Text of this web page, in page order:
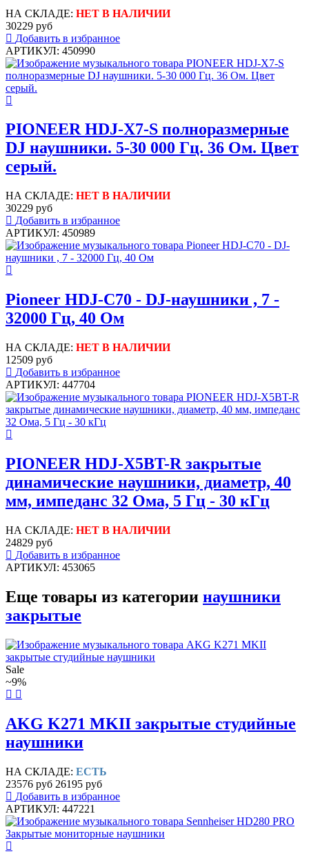
НА СКЛАДЕ: НЕТ В НАЛИЧИИ
30229 руб
Добавить в избранное
АРТИКУЛ: 450990
PIONEER HDJ-X7-S полноразмерные
DJ наушники. 5-30 000 Гц. 36 Ом. Цвет
серый.
НА СКЛАДЕ: НЕТ В НАЛИЧИИ
30229 руб
Добавить в избранное
АРТИКУЛ: 450989
Pioneer HDJ-С70 - DJ-наушники , 7 -
32000 Гц, 40 Ом
НА СКЛАДЕ: НЕТ В НАЛИЧИИ
12509 руб
Добавить в избранное
АРТИКУЛ: 447704
PIONEER HDJ-X5BT-R закрытые
динамические наушники, диаметр, 40
мм, импеданс 32 Ома, 5 Гц - 30 кГц
НА СКЛАДЕ: НЕТ В НАЛИЧИИ
24829 руб
Добавить в избранное
АРТИКУЛ: 453065
Еще товары из категории наушники
закрытые
Sale
~9%
AKG K271 MKII закрытые студийные
наушники
НА СКЛАДЕ: ЕСТЬ
23576 руб 26195 руб
Добавить в избранное
АРТИКУЛ: 447221